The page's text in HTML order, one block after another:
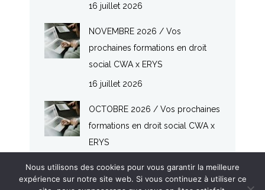
16 juillet 2026
NOVEMBRE 2026 / Vos
prochaines formations en droit
social CWA x ERYS
16 juillet 2026
OCTOBRE 2026 / Vos prochaines
formations en droit social CWA x
ERYS
Nous utilisons des cookies pour vous garantir la meilleure
expérience sur notre site web. Si vous continuez à utiliser ce